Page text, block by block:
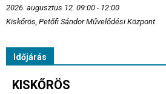
2026. augusztus 12. 09:00 - 12:00
Kiskőrös, Petőfi Sándor Művelődési Központ
Időjárás
KISKŐRÖS